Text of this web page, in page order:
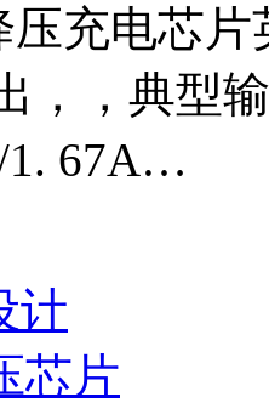
压充电芯
，，典型
1. 67A…
计
芯片